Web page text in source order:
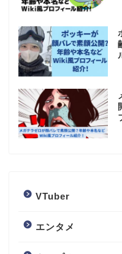
VTuber
エンタメ